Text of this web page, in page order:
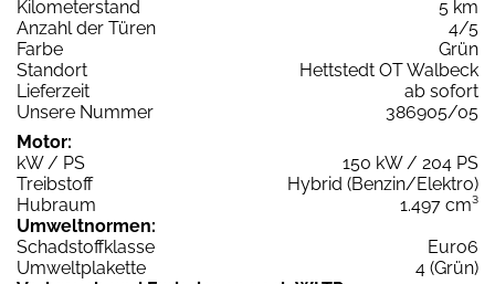
Kilometerstand
5 km
Anzahl der Türen
4/5
Farbe
Grün
Standort
Hettstedt OT Walbeck
Lieferzeit
ab sofort
Unsere Nummer
386905/05
Motor:
kW / PS
150 kW / 204 PS
Treibstoff
Hybrid (Benzin/Elektro)
Hubraum
1.497 cm³
Umweltnormen:
Schadstoffklasse
Euro6
Umweltplakette
4 (Grün)